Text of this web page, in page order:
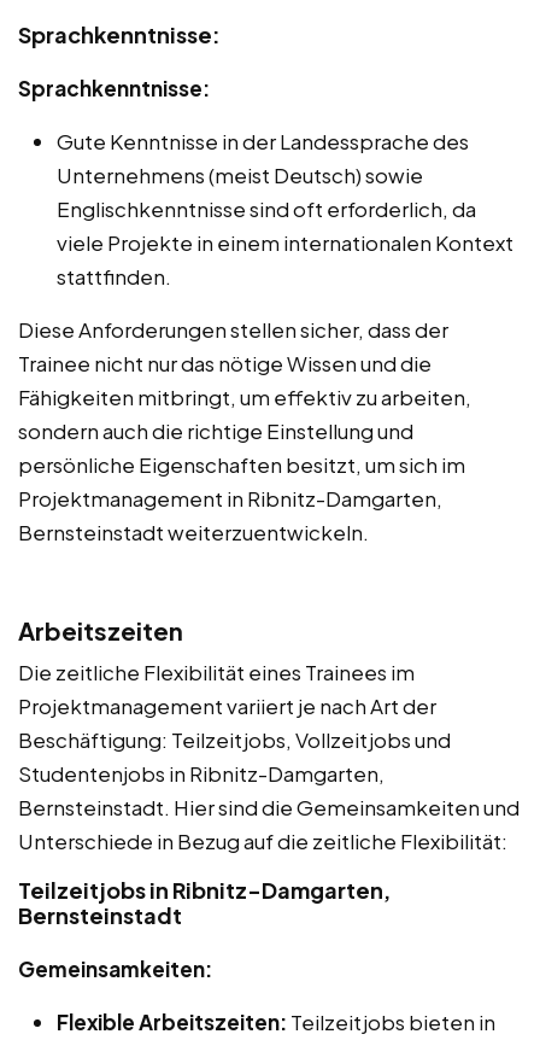
Sprachkenntnisse:
Sprachkenntnisse:
Gute Kenntnisse in der Landessprache des
Unternehmens (meist Deutsch) sowie
Englischkenntnisse sind oft erforderlich, da
viele Projekte in einem internationalen Kontext
stattfinden.
Diese Anforderungen stellen sicher, dass der
Trainee nicht nur das nötige Wissen und die
Fähigkeiten mitbringt, um effektiv zu arbeiten,
sondern auch die richtige Einstellung und
persönliche Eigenschaften besitzt, um sich im
Projektmanagement in Ribnitz-Damgarten,
Bernsteinstadt weiterzuentwickeln.
Arbeitszeiten
Die zeitliche Flexibilität eines Trainees im
Projektmanagement variiert je nach Art der
Beschäftigung: Teilzeitjobs, Vollzeitjobs und
Studentenjobs in Ribnitz-Damgarten,
Bernsteinstadt. Hier sind die Gemeinsamkeiten und
Unterschiede in Bezug auf die zeitliche Flexibilität:
Teilzeitjobs in Ribnitz-Damgarten,
Bernsteinstadt
Gemeinsamkeiten:
Flexible Arbeitszeiten: Teilzeitjobs bieten in